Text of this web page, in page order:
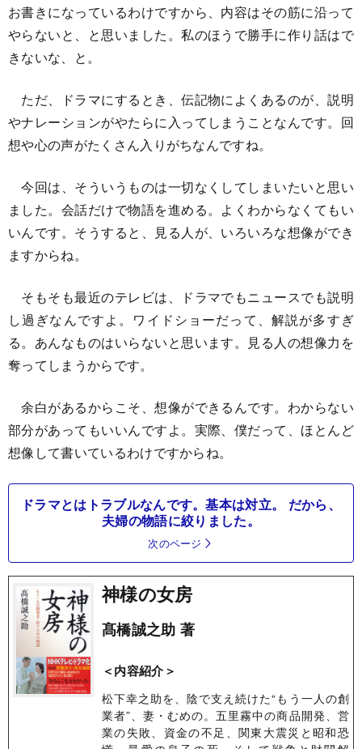
お書きになっているわけですから、内容はその筋に沿って
やらないと、と思いました。私のほうで勝手に作り話はで
きないな、と。
ただ、ドラマにするとき、伝記物によくあるのが、説明
やナレーションがやたらに入ってしまうことなんです。回
想や心の声がたくさん入りがちなんですね。
今回は、そういうものは一切なくしてしまいたいと思い
ました。会話だけで物語を進める。よくわからなくてもい
いんです。そうすると、見る人が、いろいろな想像ができ
ますからね。
そもそも最近のテレビは、ドラマでもニュースでも説明
し過ぎなんですよ。ワイドショーだって、解説が多すぎ
る。あんなものはいらないと思います。見る人の想像力を
奪ってしまうからです。
余白があるからこそ、想像ができるんです。わからない
部分があってもいいんですよ。実際、僕だって、ほとんど
想像して書いているわけですからね。
ドラマとはトラブルなんです。基本は対立。 だから、
夫婦の物語に絞りました。
次のページ
神様の女房
髙橋誠之助 著
＜内容紹介＞
松下幸之助を、陰で支え続けた“もう一人の創
業者”、妻・むめの。五里霧中の商品開発、営
業の失敗、資金の不足、関東大震災と昭和恐